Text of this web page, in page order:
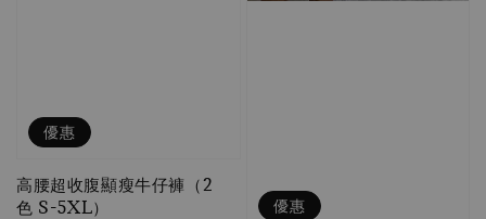
優惠
高腰超收腹顯瘦牛仔褲（2
色 S-5XL）
優惠